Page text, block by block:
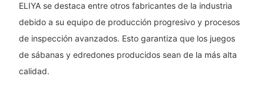
ELIYA se destaca entre otros fabricantes de la industria
debido a su equipo de producción progresivo y procesos
de inspección avanzados. Esto garantiza que los juegos
de sábanas y edredones producidos sean de la más alta
calidad.